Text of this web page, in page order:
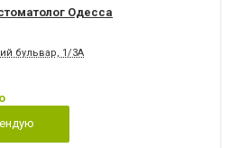
Одесса
бульвар, 1/3А